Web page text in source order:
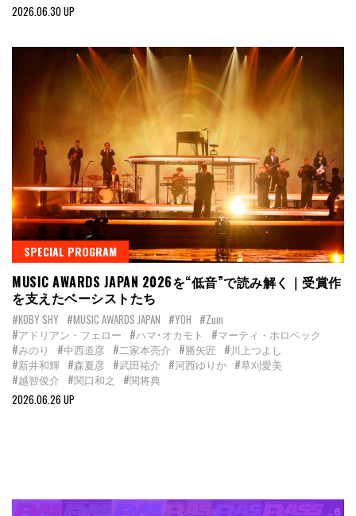
2026.06.30 UP
SPECIAL PROGRAM
MUSIC AWARDS JAPAN 2026を“低音”で読み解く｜受賞作
を支えたベーシストたち
#KOBY SHY #MUSIC AWARDS JAPAN #YOH #Zum
#アドリアン・フェロー #ハマ･オカモト
#マーティ・ホロベック
#みのり
#中西道彦 #二家本亮介 #勝矢匠 #川上つよし
#新井和輝 #森夏彦 #武田祐介 #河西ゆりか #草刈愛美
#越智俊介 #関口和之
#関将典
2026.06.26 UP